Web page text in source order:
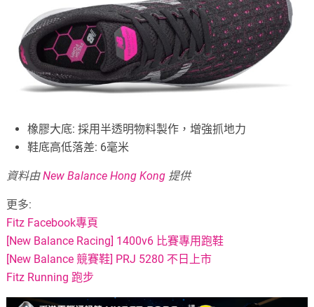
橡膠大底: 採用半透明物料製作，增強抓地力
鞋底高低落差: 6毫米
資料由New Balance Hong Kong 提供
更多:
Fitz Facebook專頁
[New Balance Racing] 1400v6 比賽專用跑鞋
[New Balance 競賽鞋] PRJ 5280 不日上市
Fitz Running 跑步